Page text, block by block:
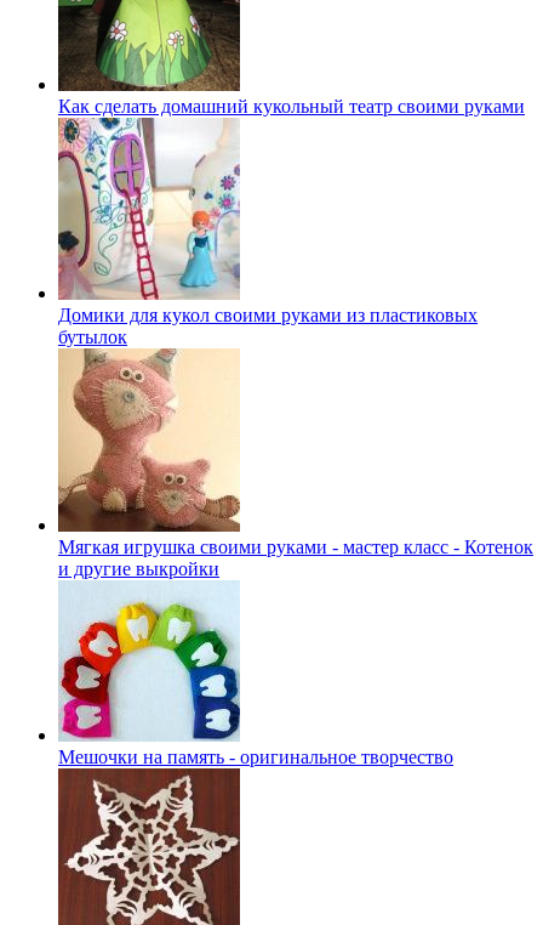
Как сделать домашний кукольный театр своими руками
Домики для кукол своими руками из пластиковых
бутылок
Мягкая игрушка своими руками - мастер класс - Котенок
и другие выкройки
Мешочки на память - оригинальное творчество